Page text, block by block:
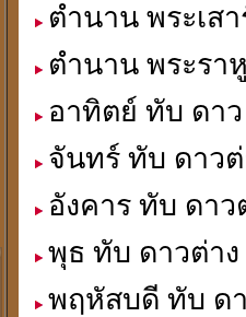
ตำนาน พระเส
ตำนาน พระรา
อาทิตย์ ทับ ดาว
จันทร์ ทับ ดาวต่
อังคาร ทับ ดาว
พุธ ทับ ดาวต่าง
พฤหัสบดี ทับ ด